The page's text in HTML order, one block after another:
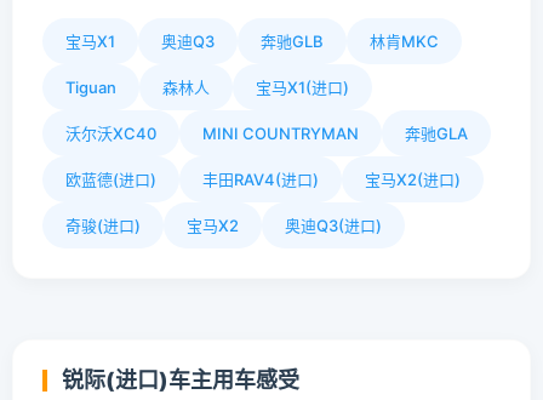
宝马X1 奥迪Q3 奔驰GLB 林肯MKC
Tiguan 森林人 宝马X1(进口)
沃尔沃XC40 MINI COUNTRYMAN 奔驰GLA
欧蓝德(进口) 丰田RAV4(进口) 宝马X2(进口)
奇骏(进口) 宝马X2 奥迪Q3(进口)
锐际(进口)车主用车感受